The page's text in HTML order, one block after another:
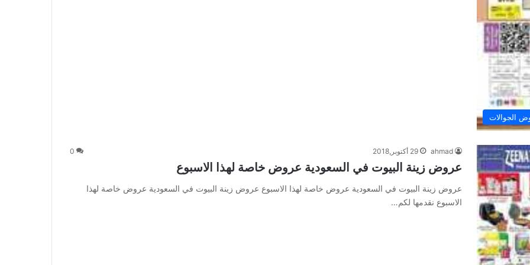
الجوالات
ahmad 29 أكتوبر,2018 0
عروض زينة البيوت في السعودية عروض خاصة لهذا الاسبوع
عروض زينة البيوت في السعودية عروض خاصة لهذا الاسبوع عروض زينة البيوت في السعودية عروض خاصة لهذا
الاسبوع نقدمها لكم…